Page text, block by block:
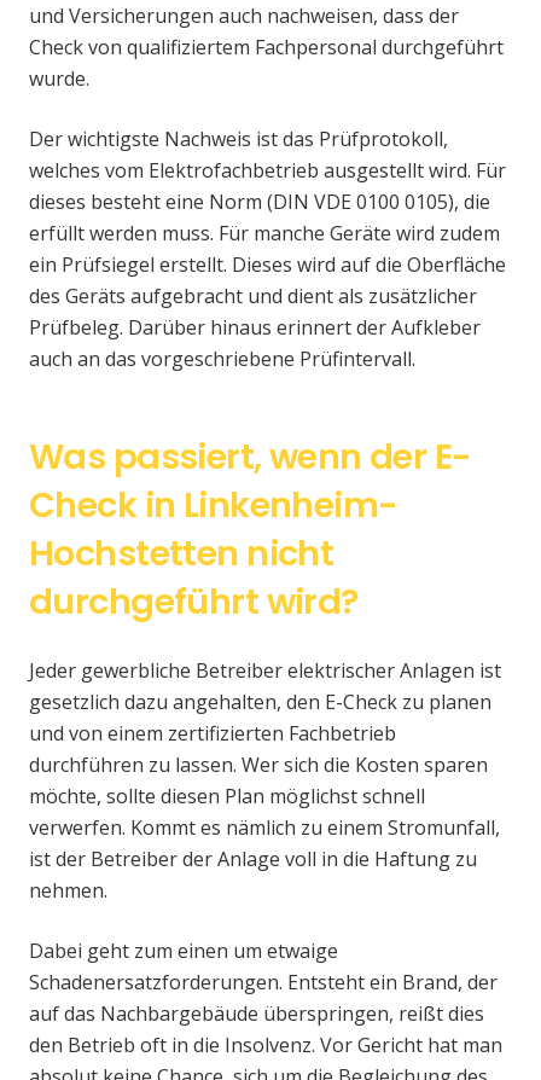
und Versicherungen auch nachweisen, dass der
Check von qualifiziertem Fachpersonal durchgeführt
wurde.
Der wichtigste Nachweis ist das Prüfprotokoll,
welches vom Elektrofachbetrieb ausgestellt wird. Für
dieses besteht eine Norm (DIN VDE 0100 0105), die
erfüllt werden muss. Für manche Geräte wird zudem
ein Prüfsiegel erstellt. Dieses wird auf die Oberfläche
des Geräts aufgebracht und dient als zusätzlicher
Prüfbeleg. Darüber hinaus erinnert der Aufkleber
auch an das vorgeschriebene Prüfintervall.
Was passiert, wenn der E-
Check in Linkenheim-
Hochstetten nicht
durchgeführt wird?
Jeder gewerbliche Betreiber elektrischer Anlagen ist
gesetzlich dazu angehalten, den E-Check zu planen
und von einem zertifizierten Fachbetrieb
durchführen zu lassen. Wer sich die Kosten sparen
möchte, sollte diesen Plan möglichst schnell
verwerfen. Kommt es nämlich zu einem Stromunfall,
ist der Betreiber der Anlage voll in die Haftung zu
nehmen.
Dabei geht zum einen um etwaige
Schadenersatzforderungen. Entsteht ein Brand, der
auf das Nachbargebäude überspringen, reißt dies
den Betrieb oft in die Insolvenz. Vor Gericht hat man